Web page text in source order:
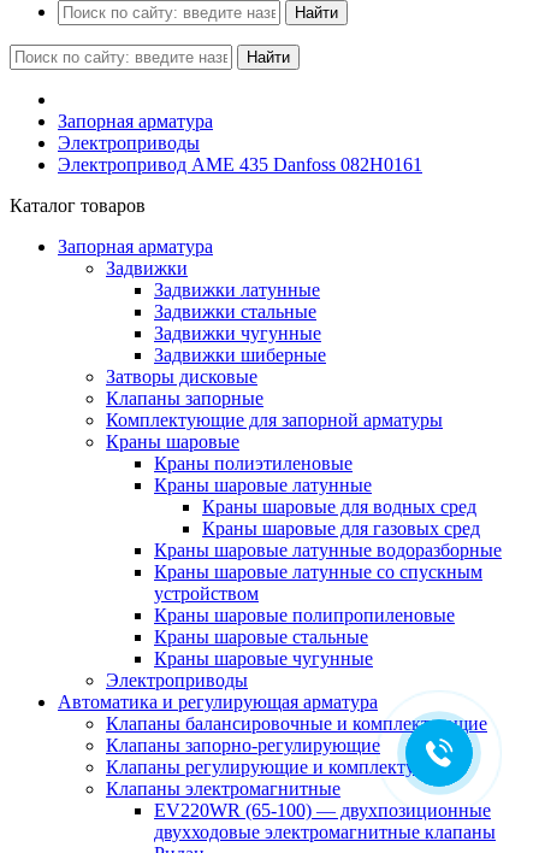
Найти
Найти
Запорная арматура
Электроприводы
Электропривод AME 435 Danfoss 082H0161
Каталог товаров
Запорная арматура
Задвижки
Задвижки латунные
Задвижки стальные
Задвижки чугунные
Задвижки шиберные
Затворы дисковые
Клапаны запорные
Комплектующие для запорной арматуры
Краны шаровые
Краны полиэтиленовые
Краны шаровые латунные
Краны шаровые для водных сред
Краны шаровые для газовых сред
Краны шаровые латунные водоразборные
Краны шаровые латунные со спускным
устройством
Краны шаровые полипропиленовые
Краны шаровые стальные
Краны шаровые чугунные
Электроприводы
Автоматика и регулирующая арматура
Клапаны балансировочные и комплектующие
Клапаны запорно-регулирующие
Клапаны регулирующие и комплектующие
Клапаны электромагнитные
EV220WR (65-100) — двухпозиционные
двухходовые электромагнитные клапаны